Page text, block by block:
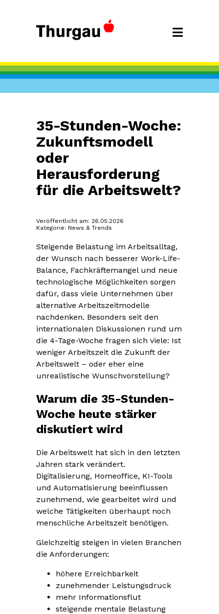
35-Stunden-Woche:
Zukunftsmodell
oder
Herausforderung
für die Arbeitswelt?
Veröffentlicht am: 26.05.2026
Kategorie: News & Trends
Steigende Belastung im Arbeitsalltag,
der Wunsch nach besserer Work-Life-
Balance, Fachkräftemangel und neue
technologische Möglichkeiten sorgen
dafür, dass viele Unternehmen über
alternative Arbeitszeitmodelle
nachdenken. Besonders seit den
internationalen Diskussionen rund um
die 4-Tage-Woche fragen sich viele: Ist
weniger Arbeitszeit die Zukunft der
Arbeitswelt – oder eher eine
unrealistische Wunschvorstellung?
Warum die 35-Stunden-
Woche heute stärker
diskutiert wird
Die Arbeitswelt hat sich in den letzten
Jahren stark verändert.
Digitalisierung, Homeoffice, KI-Tools
und Automatisierung beeinflussen
zunehmend, wie gearbeitet wird und
welche Tätigkeiten überhaupt noch
menschliche Arbeitszeit benötigen.
Gleichzeitig steigen in vielen Branchen
die Anforderungen:
höhere Erreichbarkeit
zunehmender Leistungsdruck
mehr Informationsflut
steigende mentale Belastung